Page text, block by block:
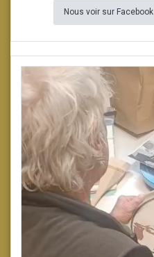
Nous voir sur Facebook